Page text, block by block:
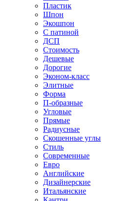
Пластик
Шпон
Экошпон
С патиной
ДСП
Стоимость
Дешевые
Дорогие
Эконом-класс
Элитные
Форма
П-образные
Угловые
Прямые
Радиусные
Скошенные углы
Стиль
Современные
Евро
Английские
Дизайнерские
Итальянские